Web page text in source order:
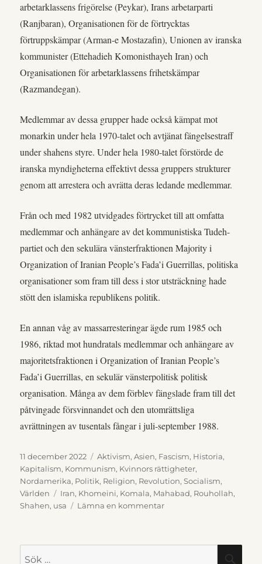
arbetarklassens frigörelse (Peykar), Irans arbetarparti
(Ranjbaran), Organisationen för de förtrycktas
förtruppskämpar (Arman-e Mostazafin), Unionen av iranska
kommunister (Ettehadieh Komonisthayeh Iran) och
Organisationen för arbetarklassens frihetskämpar
(Razmandegan).
Medlemmar av dessa grupper hade också kämpat mot
monarkin under hela 1970-talet och avtjänat fängelsestraff
under shahens styre. Under hela 1980-talet förstörde de
iranska myndigheterna effektivt dessa gruppers strukturer
genom att arrestera och avrätta deras ledande medlemmar.
Från och med 1982 utvidgades förtrycket till att omfatta
medlemmar och anhängare av det kommunistiska Tudeh-
partiet och den sekulära vänsterfraktionen Majority i
Organization of Iranian People’s Fada’i Guerrillas, politiska
organisationer som fram till dess i stor utsträckning hade
stött den islamiska republikens politik.
En annan våg av massarresteringar ägde rum 1985 och
1986, riktad mot hundratals medlemmar och anhängare av
majoritetsfraktionen i Organization of Iranian People’s
Fada’i Guerrillas, en sekulär vänsterpolitisk politisk
organisation. Många av dem förblev fängslade fram till det
påtvingade försvinnandet och den utomrättsliga
avrättningen av tusentals fångar i juli-september 1988.
Publicerat
den
11 december 2022 Kategorier
Aktivism,Asien, Fascism, Historia,
Kapitalism, Kommunism, Kvinnors rättigheter,
Nordamerika, Politik, Religion, Revolution,Socialism,
Världen
Etiketter
Iran, Khomeini, Komala, Mahabad, Rouhollah,
Shahen, usa Lämna en kommentartill